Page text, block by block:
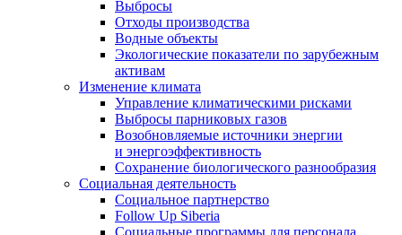
Выбросы
Отходы производства
Водные объекты
Экологические показатели по зарубежным
активам
Изменение климата
Управление климатическими рисками
Выбросы парниковых газов
Возобновляемые источники энергии
и энергоэффективность
Сохранение биологического разнообразия
Социальная деятельность
Социальное партнерство
Follow Up Siberia
Социальные программы для персонала